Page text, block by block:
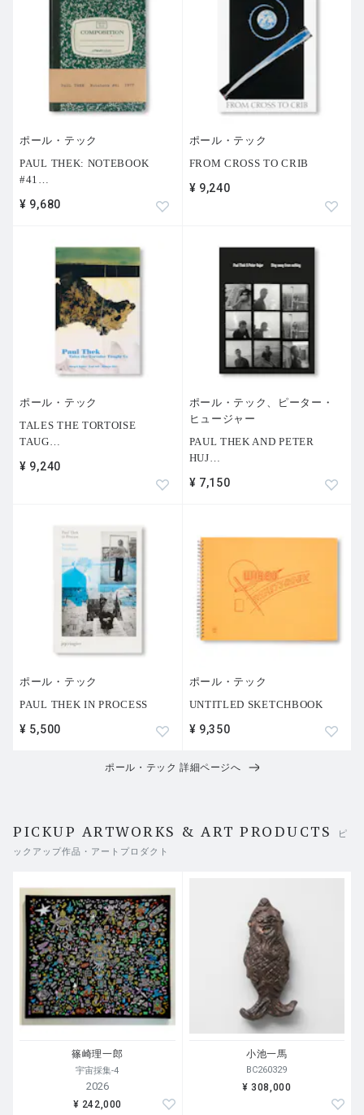
ポール・テック
PAUL THEK: NOTEBOOK
#41
¥ 9,680
ポール・テック
FROM CROSS TO CRIB
¥ 9,240
ポール・テック
TALES THE TORTOISE
TAUG…
¥ 9,240
ポール・テック、ピーター・
ヒュージャー
PAUL THEK AND PETER
HUJ…
¥ 7,150
ポール・テック
PAUL THEK IN PROCESS
¥ 5,500
ポール・テック
UNTITLED SKETCHBOOK
¥ 9,350
ポール・テック 詳細ページへ
PICKUP ARTWORKS & ART PRODUCTS
ピ
ックアップ作品・アートプロダクト
篠崎理一郎
宇宙採集-4
2026
¥ 242,000
小池一馬
BC260329
¥ 308,000